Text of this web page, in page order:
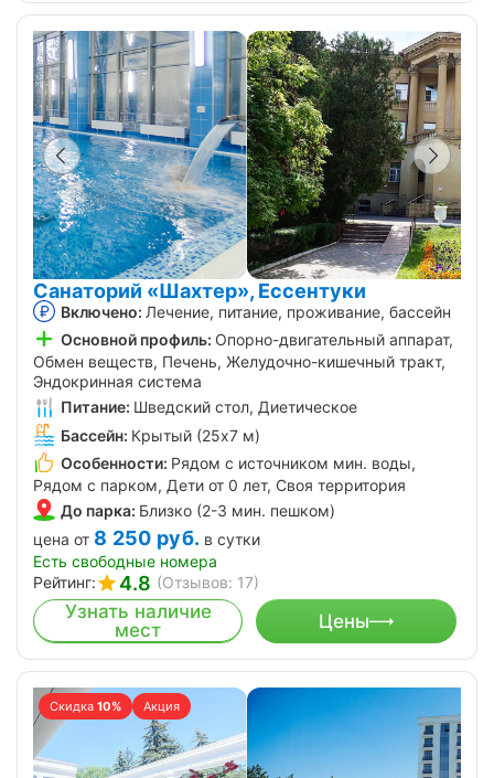
Санаторий «Шахтер», Ессентуки
Включено: Лечение, питание, проживание, бассейн
Основной профиль: Опорно-двигательный аппарат,
Обмен веществ, Печень, Желудочно-кишечный тракт,
Эндокринная система
Питание: Шведский стол, Диетическое
Бассейн: Крытый (25х7 м)
Особенности: Рядом с источником мин. воды,
Рядом с парком, Дети от 0 лет, Своя территория
До парка: Близко (2-3 мин. пешком)
цена от 8 250 руб. в сутки
Есть свободные номера
Рейтинг:
4.8 (Отзывов: 17)
Узнать наличие
мест
Цены
Скидка 10% Акция